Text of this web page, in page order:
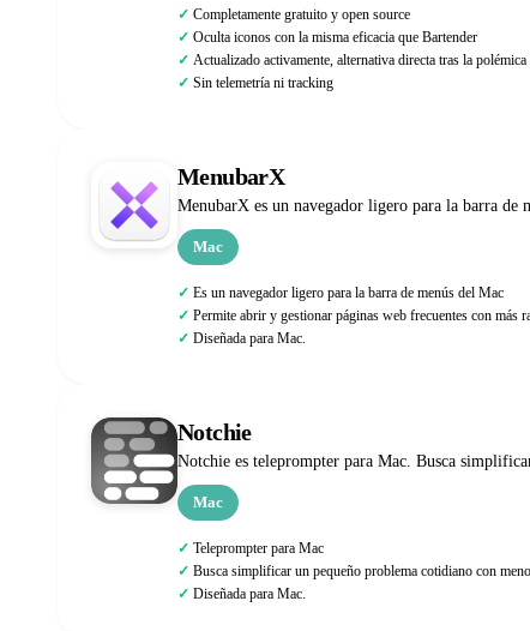
Completamente gratuito y open source
Oculta iconos con la misma eficacia que Bartender
Actualizado activamente, alternativa directa tras la
Sin telemetría ni tracking
MenubarX
MenubarX es un navegador ligero para la barra de
Mac
Es un navegador ligero para la barra de menús del Mac
Permite abrir y gestionar páginas web frecuentes con más
Diseñada para Mac.
Notchie
Notchie es teleprompter para Mac. Busca
Mac
Teleprompter para Mac
Busca simplificar un pequeño problema cotidiano con
Diseñada para Mac.